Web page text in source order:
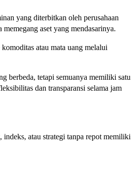
yang diterbitkan oleh perusahaan
aset yang mendasarinya.
atau mata uang melalui
berbeda, tetapi semuanya memiliki satu
dan transparansi selama jam
atau strategi tanpa repot memiliki